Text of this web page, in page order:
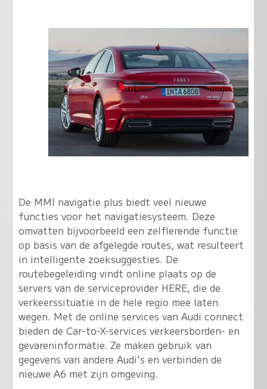
De MMI navigatie plus biedt veel nieuwe
functies voor het navigatiesysteem. Deze
omvatten bijvoorbeeld een zelflerende functie
op basis van de afgelegde routes, wat resulteert
in intelligente zoeksuggesties. De
routebegeleiding vindt online plaats op de
servers van de serviceprovider HERE, die de
verkeerssituatie in de hele regio mee laten
wegen. Met de online services van Audi connect
bieden de Car-to-X-services verkeersborden- en
gevareninformatie. Ze maken gebruik van
gegevens van andere Audi's en verbinden de
nieuwe A6 met zijn omgeving.